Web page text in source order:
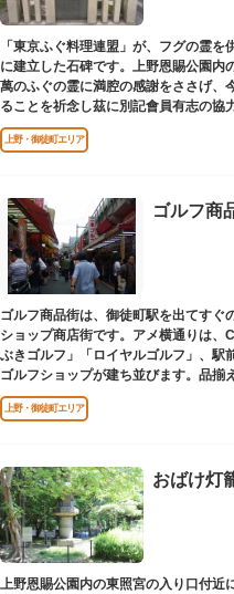
「東京ふぐ料理連盟」が、フグの霊を
に建立した石碑です。上野恩賜公園内
萬のふぐの霊に満腔の感謝をささげ、
ることを祈念し茲に別記會員有志の協
であります」と刻まれています。
上野・御徒町エリア
ゴルフ商
ゴルフ商品街は、御徒町駅を出てすぐ
ショップ商店街です。アメ横通りは、
ぶきゴルフ」「ロイヤルゴルフ」、駅
ゴルフショップが建ち並びます。品揃
わっています。
上野・御徒町エリア
おばけ灯
上野恩賜公園内の東照宮の入り口付